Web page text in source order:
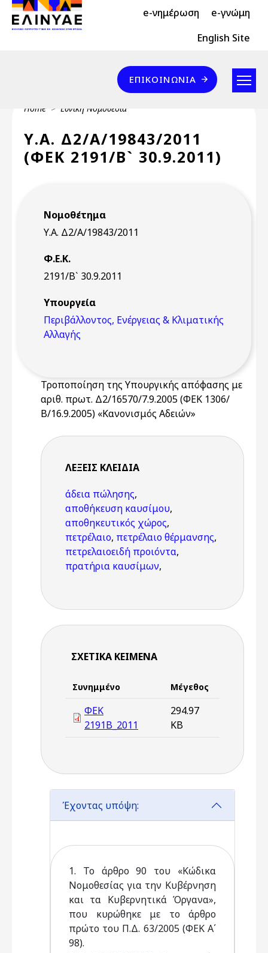
Skip to main content
Header Top 2 e-νημέρωση e-γνώμη
Header Top English Site
Επικοινωνία
ΕΠΙΚΟΙΝΩΝΊΑ
Breadcrumb
Home Εθνική Νομοθεσία
Υ.Α. Δ2/Α/19843/2011
(ΦΕΚ 2191/Β` 30.9.2011)
Νομοθέτημα
Υ.Α. Δ2/Α/19843/2011
Φ.Ε.Κ.
2191/Β` 30.9.2011
Υπουργεία
Περιβάλλοντος, Ενέργειας & Κλιματικής
Αλλαγής
Τροποποίηση της Υπουργικής απόφασης με
αριθ. πρωτ. Δ2/16570/7.9.2005 (ΦΕΚ 1306/
Β/16.9.2005) «Κανονισμός Αδειών»
ΛΈΞΕΙΣ KΛΕΙΔΙΆ
άδεια πώλησης,
αποθήκευση καυσίμου,
αποθηκευτικός χώρος,
πετρέλαιο, πετρέλαιο θέρμανσης,
πετρελαιοειδή προιόντα,
πρατήρια καυσίμων,
ΣΧΕΤΙΚΆ ΚΕΊΜΕΝΑ
Συνημμένο Μέγεθος
ΦΕΚ
2191Β_2011
294.97
KB
Έχοντας υπόψη:
1. Το άρθρο 90 του «Κώδικα
Νομοθεσίας για την Κυβέρνηση
και τα Κυβερνητικά Όργανα»,
που κυρώθηκε με το άρθρο
πρώτο του Π.Δ. 63/2005 (ΦΕΚ Α΄
98).